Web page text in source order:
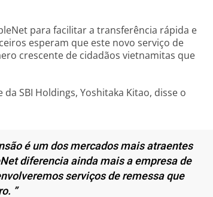
para facilitar a transferência rápida e
esperam que este novo serviço de
crescente de cidadãos vietnamitas que
SBI Holdings, Yoshitaka Kitao, disse o
é um dos mercados mais atraentes
diferencia ainda mais a empresa de
serviços de remessa que
”